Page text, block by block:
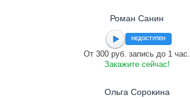
Роман Санин
НЕДОСТУПЕН
От 300 руб. запись до 1 час.
Закажите сейчас!
Ольга Сорокина